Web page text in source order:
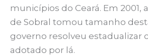
municípios do Ceará. Em 2001,
de Sobral tomou tamanho
governo resolveu estadualizar
adotado por lá.